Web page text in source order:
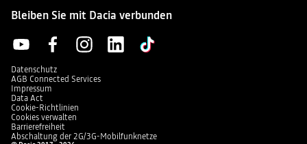
Bleiben Sie mit Dacia verbunden
Datenschutz
AGB Connected Services
Impressum
Data Act
Cookie-Richtlinien
Cookies verwalten
Barrierefreiheit
Abschaltung der 2G/3G-Mobilfunknetze